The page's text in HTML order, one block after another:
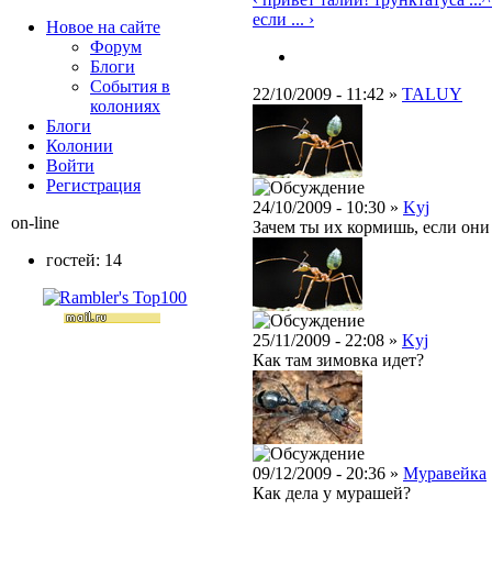
если ... ›
22/10/2009 - 11:42 » TALUY
24/10/2009 - 10:30 » Kyj
Зачем ты их кормишь, если они
25/11/2009 - 22:08 » Kyj
Как там зимовка идет?
09/12/2009 - 20:36 » Муравейка
Как дела у мурашей?
Новое на сайте
Форум
Блоги
События в
колониях
Блоги
Колонии
Войти
Peгиcтpaция
on-line
гостей: 14